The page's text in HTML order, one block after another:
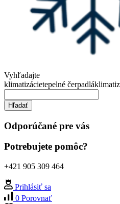
Vyhľadajte
klimatizácietepelné čerpadlá
Hľadať
Odporúčané pre vás
Potrebujete pomôc?
+421 905 309 464
Prihlásiť sa
0 Porovnať